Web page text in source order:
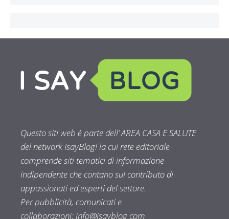
Questo siti web è parte dell’ AREA CASA E SALUTE
del network IsayBlog! la cui rete editoriale
comprende siti tematici di informazione
indipendente che contano sul contributo di
appassionati ed esperti del settore.
Per pubblicità, comunicati e
collaborazioni:info@isayblog.com